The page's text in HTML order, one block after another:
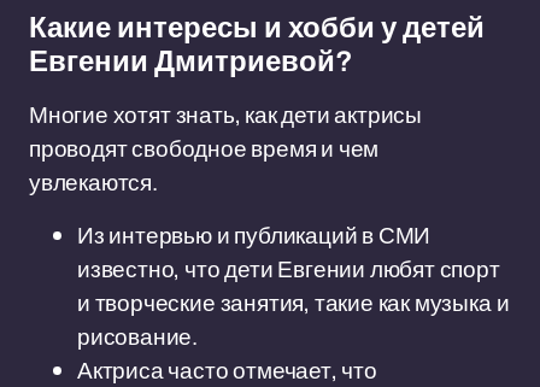
Какие интересы и хобби у детей
Евгении Дмитриевой?
Многие хотят знать, как дети актрисы
проводят свободное время и чем
увлекаются.
Из интервью и публикаций в СМИ
известно, что дети Евгении любят спорт
и творческие занятия, такие как музыка и
рисование.
Актриса часто отмечает, что